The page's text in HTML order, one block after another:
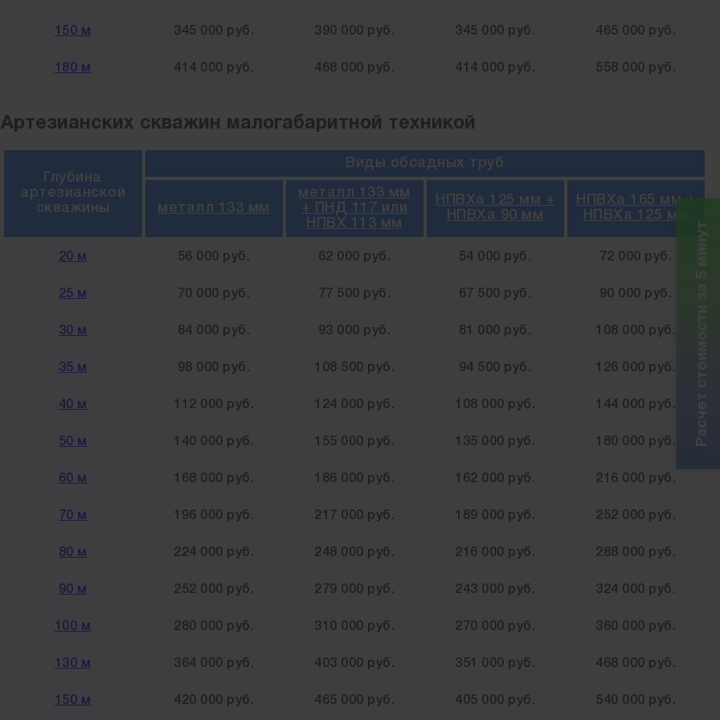
150 м 345 000 руб. 390 000 руб. 345 000 руб. 465 000 руб.
180 м 414 000 руб. 468 000 руб. 414 000 руб. 558 000 руб.
Артезианских скважин малогабаритной техникой
Глубина
артезианской
скважины
Виды обсадных труб
металл 133 мм
металл 133 мм
+ ПНД 117 или
НПВХ 113 мм
НПВХа 125 мм +
НПВХа 90 мм
НПВХа 165 мм +
НПВХа 125 мм
20 м 56 000 руб. 62 000 руб. 54 000 руб. 72 000 руб.
25 м 70 000 руб. 77 500 руб. 67 500 руб. 90 000 руб.
30 м 84 000 руб. 93 000 руб. 81 000 руб. 108 000 руб.
35 м 98 000 руб. 108 500 руб. 94 500 руб. 126 000 руб.
40 м 112 000 руб. 124 000 руб. 108 000 руб. 144 000 руб.
50 м 140 000 руб. 155 000 руб. 135 000 руб. 180 000 руб.
60 м 168 000 руб. 186 000 руб. 162 000 руб. 216 000 руб.
70 м 196 000 руб. 217 000 руб. 189 000 руб. 252 000 руб.
80 м 224 000 руб. 248 000 руб. 216 000 руб. 288 000 руб.
90 м 252 000 руб. 279 000 руб. 243 000 руб. 324 000 руб.
100 м 280 000 руб. 310 000 руб. 270 000 руб. 360 000 руб.
130 м 364 000 руб. 403 000 руб. 351 000 руб. 468 000 руб.
150 м 420 000 руб. 465 000 руб. 405 000 руб. 540 000 руб.
Расчет стоимости за 5 минут